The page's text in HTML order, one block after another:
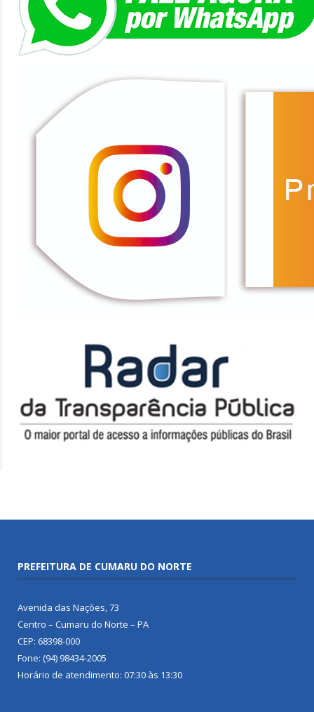
PREFEITURA DE CUMARU DO NORTE
Avenida das Nações, 73
Centro – Cumaru do Norte – PA
CEP: 68398-000
Fone: (94) 98434-2005
Horário de atendimento: 07:30 às 13:30